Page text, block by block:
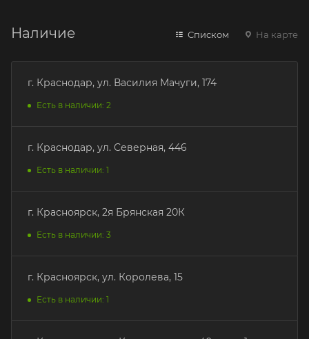
Наличие Списком На карте
г. Краснодар, ул. Василия Мачуги, 174
Есть в наличии: 2
г. Краснодар, ул. Северная, 446
Есть в наличии: 1
г. Красноярск, 2я Брянская 20К
Есть в наличии: 3
г. Красноярск, ул. Королева, 15
Есть в наличии: 1